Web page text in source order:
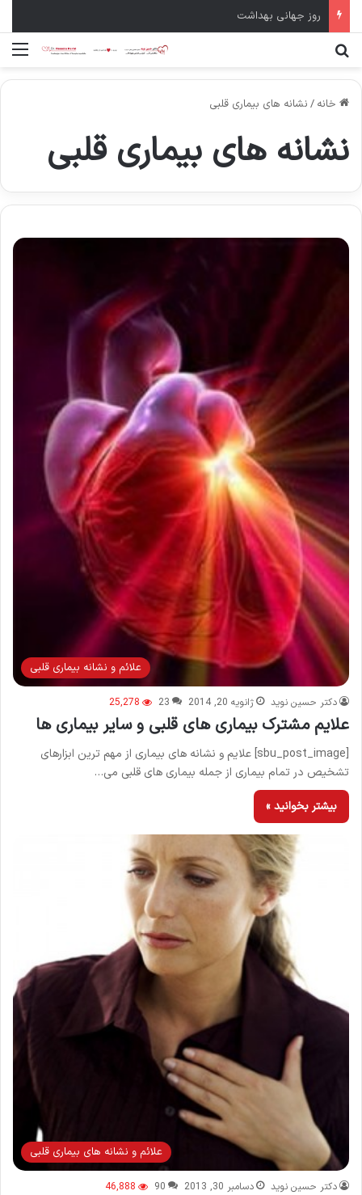
روز جهانی بهداشت
خانه / نشانه های بیماری قلبی
نشانه های بیماری قلبی
علائم و نشانه بیماری قلبی
دکتر حسین نوید ژانویه 20, 2014 23
25,278
علایم مشترک بیماری های قلبی و سایر بیماری ها
[sbu_post_image] علایم و نشانه های بیماری از مهم ترین ابزارهای
تشخیص در تمام بیماری از جمله بیماری های قلبی می…
بیشتر بخوانید »
علائم و نشانه های بیماری قلبی
دکتر حسین نوید دسامبر 30, 2013 90
46,888